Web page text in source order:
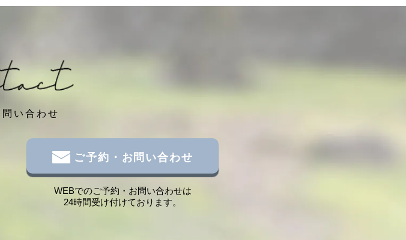
い合わせ
ご予約・お問い合わせ
WEBでのご予約・お問い合わせは
24時間受け付けております。